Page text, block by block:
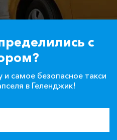
с
самое безопасное такси
в Геленджик!